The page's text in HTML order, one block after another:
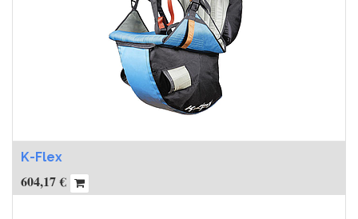
K-Flex
604,17€